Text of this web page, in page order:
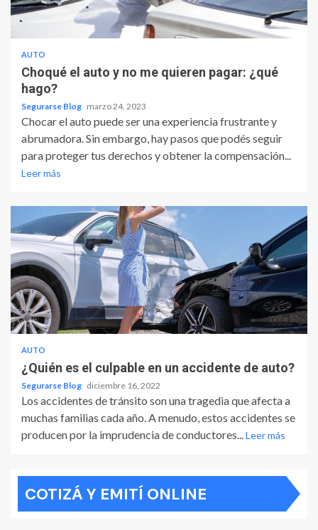
AUTO
Choqué el auto y no me quieren pagar: ¿qué
hago?
Segurarse Blog marzo 24, 2023
Chocar el auto puede ser una experiencia frustrante y
abrumadora. Sin embargo, hay pasos que podés seguir
para proteger tus derechos y obtener la compensación...
Leer más
AUTO
¿Quién es el culpable en un accidente de auto?
Segurarse Blog diciembre 16, 2022
Los accidentes de tránsito son una tragedia que afecta a
muchas familias cada año. A menudo, estos accidentes se
producen por la imprudencia de conductores...Leer más
COTIZÁ Y EMITÍ ONLINE